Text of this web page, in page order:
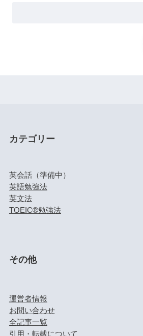
カテゴリー
英会話（準備中）
英語勉強法
英文法
TOEIC®勉強法
その他
運営者情報
お問い合わせ
全記事一覧
引用・転載について